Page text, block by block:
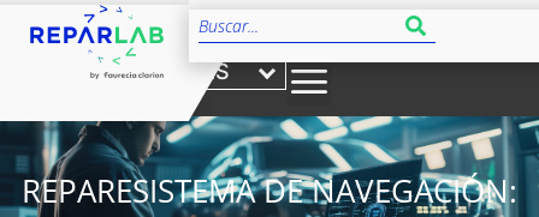
ES
REPARESISTEMA DE NAVEGACIÓN: